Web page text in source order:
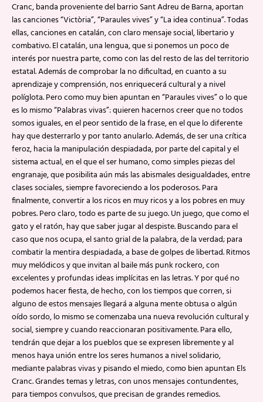
Cranc, banda proveniente del barrio Sant Adreu de Barna, aportan
las canciones “Victòria”, “Paraules vives” y “La idea continua”. Todas
ellas, canciones en catalán, con claro mensaje social, libertario y
combativo. El catalán, una lengua, que si ponemos un poco de
interés por nuestra parte, como con las del resto de las del territorio
estatal. Además de comprobar la no dificultad, en cuanto a su
aprendizaje y comprensión, nos enriquecerá cultural y a nivel
políglota. Pero como muy bien apuntan en “Paraules vives” o lo que
es lo mismo “Palabras vivas”: quieren hacernos creer que no todos
somos iguales, en el peor sentido de la frase, en el que lo diferente
hay que desterrarlo y por tanto anularlo. Además, de ser una crítica
feroz, hacia la manipulación despiadada, por parte del capital y el
sistema actual, en el que el ser humano, como simples piezas del
engranaje, que posibilita aún más las abismales desigualdades, entre
clases sociales, siempre favoreciendo a los poderosos. Para
finalmente, convertir a los ricos en muy ricos y a los pobres en muy
pobres. Pero claro, todo es parte de su juego. Un juego, que como el
gato y el ratón, hay que saber jugar al despiste. Buscando para el
caso que nos ocupa, el santo grial de la palabra, de la verdad; para
combatir la mentira despiadada, a base de golpes de libertad. Ritmos
muy melódicos y que invitan al baile más punk rockero, con
excelentes y profundas ideas implícitas en las letras. Y por qué no
podemos hacer fiesta, de hecho, con los tiempos que corren, si
alguno de estos mensajes llegará a alguna mente obtusa o algún
oído sordo, lo mismo se comenzaba una nueva revolución cultural y
social, siempre y cuando reaccionaran positivamente. Para ello,
tendrán que dejar a los pueblos que se expresen libremente y al
menos haya unión entre los seres humanos a nivel solidario,
mediante palabras vivas y pisando el miedo, como bien apuntan Els
Cranc. Grandes temas y letras, con unos mensajes contundentes,
para tiempos convulsos, que precisan de grandes remedios.